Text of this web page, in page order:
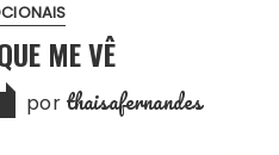
ME VÊ
por thaisafernandes